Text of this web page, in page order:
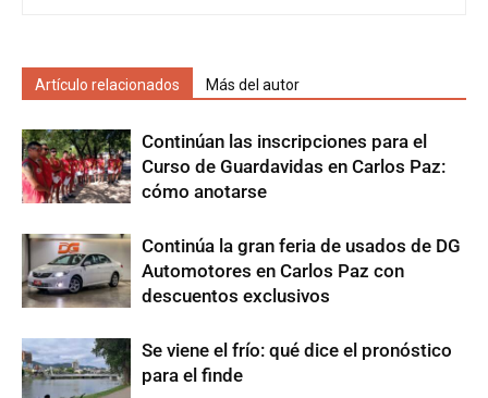
Artículo relacionados Más del autor
Continúan las inscripciones para el
Curso de Guardavidas en Carlos Paz:
cómo anotarse
Continúa la gran feria de usados de DG
Automotores en Carlos Paz con
descuentos exclusivos
Se viene el frío: qué dice el pronóstico
para el finde